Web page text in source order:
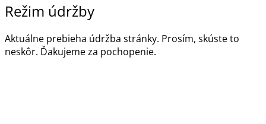
Režim údržby
Aktuálne prebieha údržba stránky. Prosím, skúste to
neskôr. Ďakujeme za pochopenie.